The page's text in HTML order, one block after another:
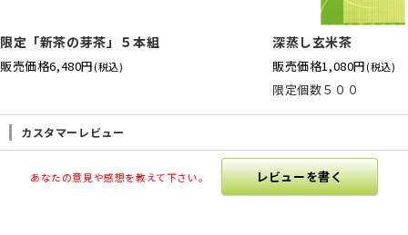
限定「新茶の芽茶」５本組
販売価格6,480円(税込)
深蒸し玄米茶
販売価格1,080円(税込)
限定個数５００
カスタマーレビュー
あなたの意見や感想を教えて下さい。 レビューを書く